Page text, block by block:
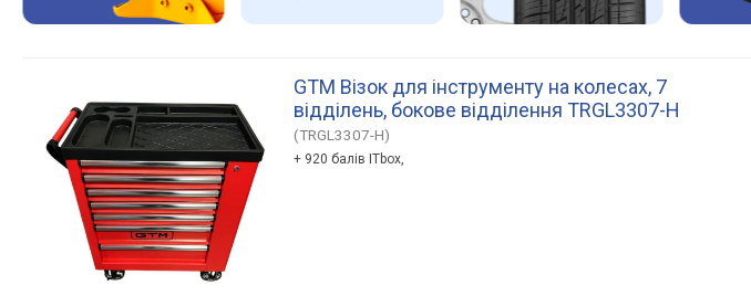
GTM Візок для інструменту на колесах, 7
відділень, бокове відділення TRGL3307-H
(TRGL3307-H)
+ 920 балів ITbox,